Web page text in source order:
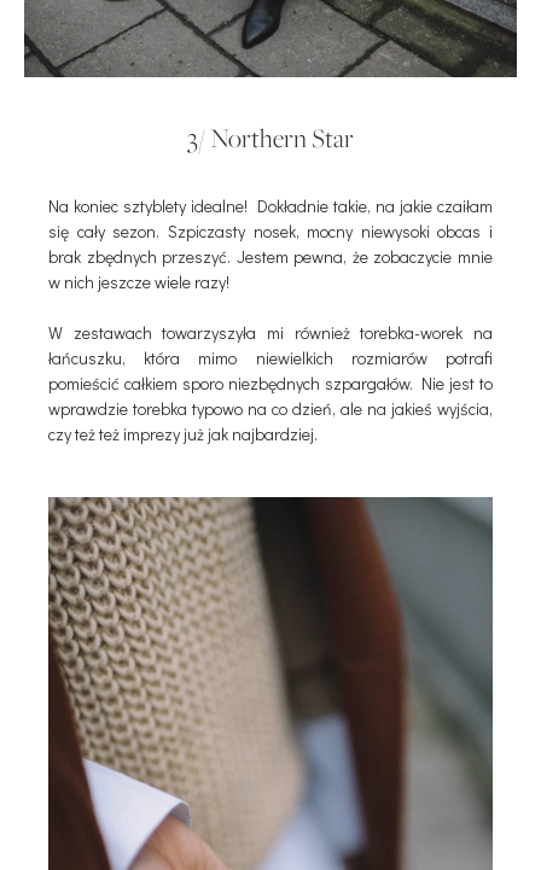
3/ Northern Star
Na koniec sztyblety idealne! Dokładnie takie, na jakie czaiłam
się cały sezon. Szpiczasty nosek, mocny niewysoki obcas i
brak zbędnych przeszyć. Jestem pewna, że zobaczycie mnie
w nich jeszcze wiele razy!
W zestawach towarzyszyła mi również torebka-worek na
łańcuszku, która mimo niewielkich rozmiarów potrafi
pomieścić całkiem sporo niezbędnych szpargałów. Nie jest to
wprawdzie torebka typowo na co dzień, ale na jakieś wyjścia,
czy też też imprezy już jak najbardziej.